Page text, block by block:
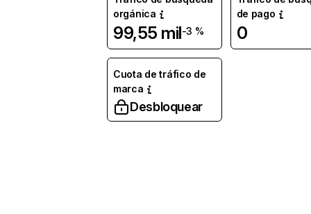
orgánica
99,55 mil-3 %
de pago
0
Cuota de tráfico de
marca
Desbloquear